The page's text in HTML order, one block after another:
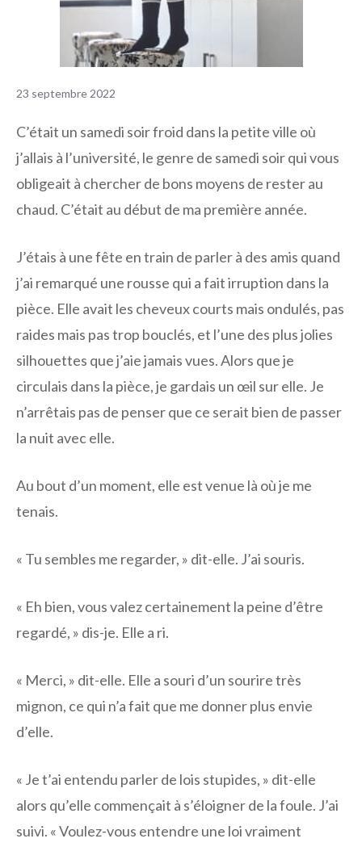
23 septembre 2022
C’était un samedi soir froid dans la petite ville où
j’allais à l’université, le genre de samedi soir qui vous
obligeait à chercher de bons moyens de rester au
chaud. C’était au début de ma première année.
J’étais à une fête en train de parler à des amis quand
j’ai remarqué une rousse qui a fait irruption dans la
pièce. Elle avait les cheveux courts mais ondulés, pas
raides mais pas trop bouclés, et l’une des plus jolies
silhouettes que j’aie jamais vues. Alors que je
circulais dans la pièce, je gardais un œil sur elle. Je
n’arrêtais pas de penser que ce serait bien de passer
la nuit avec elle.
Au bout d’un moment, elle est venue là où je me
tenais.
« Tu sembles me regarder, » dit-elle. J’ai souris.
« Eh bien, vous valez certainement la peine d’être
regardé, » dis-je. Elle a ri.
« Merci, » dit-elle. Elle a souri d’un sourire très
mignon, ce qui n’a fait que me donner plus envie
d’elle.
« Je t’ai entendu parler de lois stupides, » dit-elle
alors qu’elle commençait à s’éloigner de la foule. J’ai
suivi. « Voulez-vous entendre une loi vraiment